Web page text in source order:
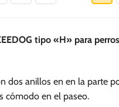
tiene
Las
pueden
elegir
tipo «H» para
dos anillos en en la parte
cómodo en el paseo.